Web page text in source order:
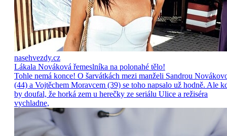
nasehvezdy.cz
Lákala Nováková řemeslníka na polonahé tělo!
Tohle nemá konce! O šarvátkách mezi manželi Sandrou
(44) a Vojtěchem Moravcem (39) se toho napsalo už hodně. Ale
by doufal, že horká zem u herečky ze seriálu Ulice a režiséra
vychladne,